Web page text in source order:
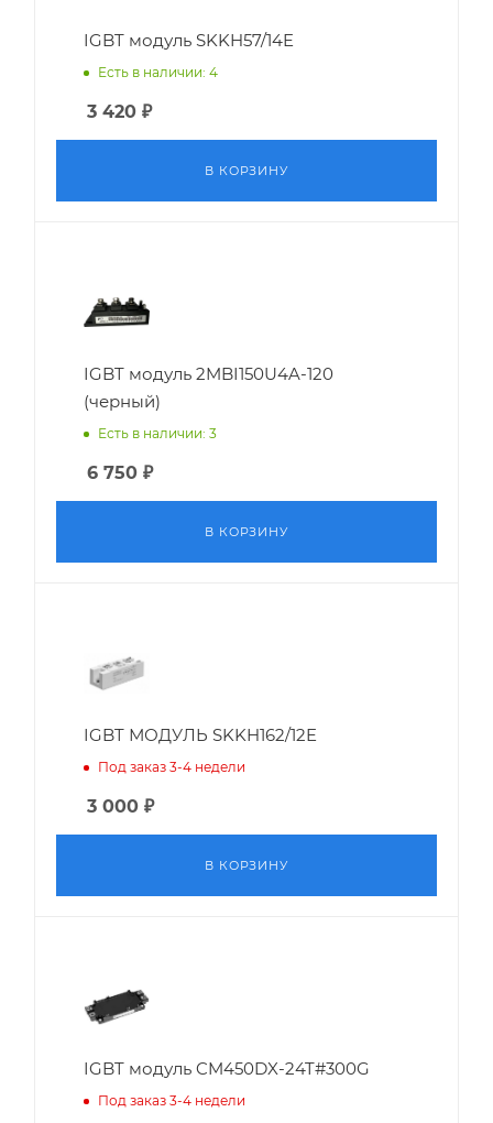
IGBT модуль SKKH57/14E
Есть в наличии: 4
3 420 ₽
В КОРЗИНУ
IGBT модуль 2MBI150U4A-120
(черный)
Есть в наличии: 3
6 750 ₽
В КОРЗИНУ
IGBT МОДУЛЬ SKKH162/12E
Под заказ 3-4 недели
3 000 ₽
В КОРЗИНУ
IGBT модуль CM450DX-24T#300G
Под заказ 3-4 недели